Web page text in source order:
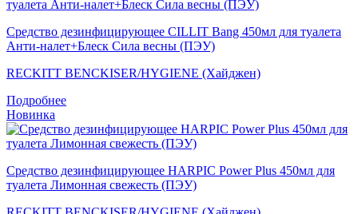
Средство дезинфицирующее CILLIT Bang 450мл для туалета
Анти-налет+Блеск Сила весны (ПЭУ)
RECKITT BENCKISER/HYGIENE (Хайджен)
Подробнее
Новинка
Средство дезинфицирующее HARPIC Power Plus 450мл для
туалета Лимонная свежесть (ПЭУ)